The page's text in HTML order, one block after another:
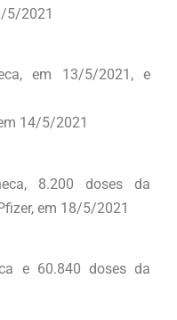
5/2021
em 13/5/2021, e
14/5/2021
8.200 doses da
em 18/5/2021
e 60.840 doses da